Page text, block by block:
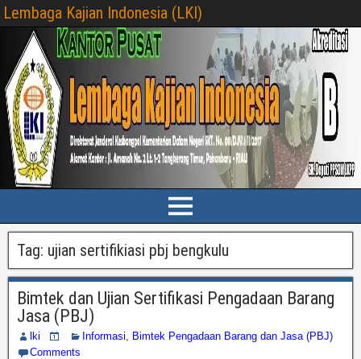
Lembaga Kajian Indonesia (LKI)
Tag: ujian sertifikiasi pbj bengkulu
Bimtek dan Ujian Sertifikasi Pengadaan Barang
Jasa (PBJ)
lki Informasi, Bimtek Pengadaan Barang dan Jasa (PBJ)
Comments